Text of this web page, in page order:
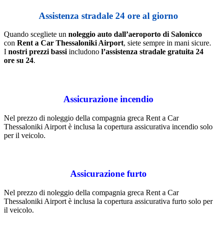
Assistenza stradale 24 ore al giorno
Quando scegliete un noleggio auto dall’aeroporto di Salonicco
con Rent a Car Thessaloniki Airport, siete sempre in mani sicure.
I nostri prezzi bassiincludono l’assistenza stradale gratuita 24
ore su 24.
Assicurazione incendio
Nel prezzo di noleggio della compagnia greca Rent a Car
Thessaloniki Airport è inclusa la copertura assicurativa incendio solo
per il veicolo.
Assicurazione furto
Nel prezzo di noleggio della compagnia greca Rent a Car
Thessaloniki Airport è inclusa la copertura assicurativa furto solo per
il veicolo.